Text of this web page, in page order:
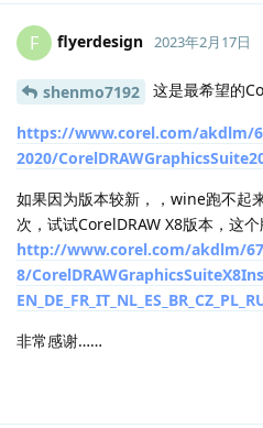
F flyerdesign 2023年2月17日
shenmo7192 这是最希望的
https://www.corel.com/akdlm/
2020/
如果因为版本较新，，wine跑不起
次，试试CorelDRAW X8版本，这
http://www.corel.com/akdlm/
8/
非常感谢……